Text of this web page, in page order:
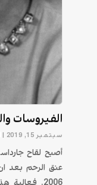
الفيروسات
سبتمبر 15, 2019 |
أصبح لقاح
عنق الرحم بعد